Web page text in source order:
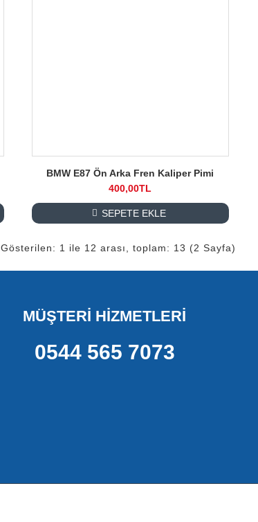
BMW E87 Ön Arka Fren Kaliper Pimi
400,00TL
SEPETE EKLE
Gösterilen: 1 ile 12 arası, toplam: 13 (2 Sayfa)
MÜŞTERİ HİZMETLERİ
0544 565 7073